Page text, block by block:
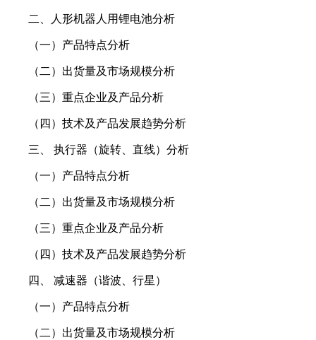
二、人形机器人用锂电池分析
（一）产品特点分析
（二）出货量及市场规模分析
（三）重点企业及产品分析
（四）技术及产品发展趋势分析
三、 执行器（旋转、直线）分析
（一）产品特点分析
（二）出货量及市场规模分析
（三）重点企业及产品分析
（四）技术及产品发展趋势分析
四、 减速器（谐波、行星）
（一）产品特点分析
（二）出货量及市场规模分析